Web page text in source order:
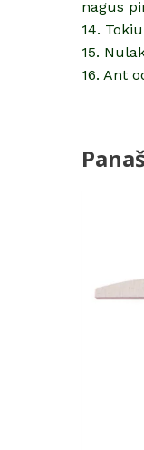
nagus
14.
15.
16. Ant